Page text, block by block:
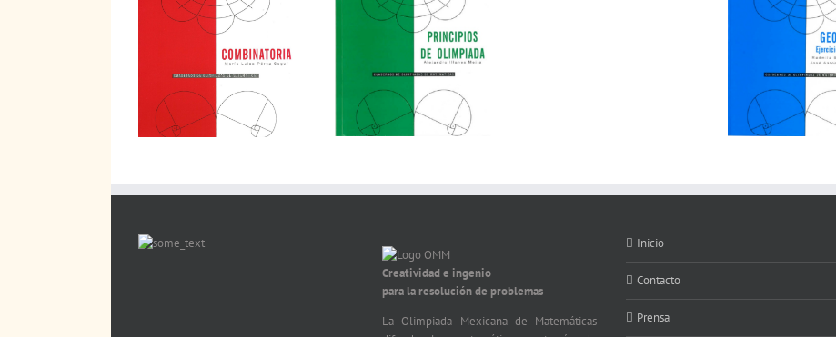
Creatividad e ingenio
para la resolución de problemas
La Olimpiada Mexicana de Matemáticas
Inicio
Contacto
Prensa